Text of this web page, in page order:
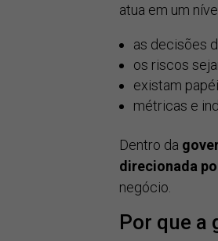
atua em um
as decisões
os riscos
existam
métricas e
Dentro da
direcionada
negócio.
Por que a